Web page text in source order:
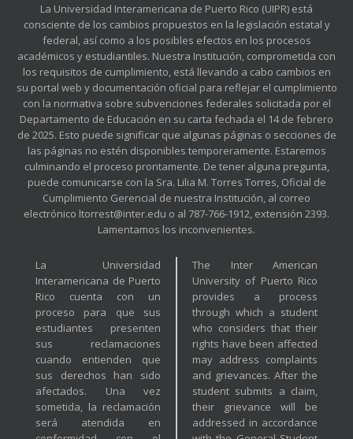
La Universidad Interamericana de Puerto Rico (UIPR) está
consciente de los cambios propuestos en la legislación estatal y
federal, así como a los posibles efectos en los procesos
académicos y estudiantiles. Nuestra Institución, comprometida con
los requisitos de cumplimiento, está llevando a cabo cambios en
su portal web y documentación oficial para reflejar el cumplimiento
con la normativa sobre subvenciones federales solicitada por el
Departamento de Educación en su carta fechada el 14 de febrero
de 2025. Esto puede significar que algunas páginas o secciones de
las páginas no estén disponibles temporeramente. Estaremos
culminando el proceso prontamente. De tener alguna pregunta,
puede comunicarse con la Sra. Lilia M. Torres Torres, Oficial de
Cumplimiento Gerencial de nuestra Institución, al correo
electrónico ltorrest@inter.edu o al 787-766-1912, extensión 2393.
Lamentamos los inconvenientes.
La Universidad
Interamericana de Puerto
Rico cuenta con un
proceso para que sus
estudiantes presenten
sus reclamaciones
cuando entienden que
sus derechos han sido
afectados. Una vez
sometida, la reclamación
será atendida en
The Inter American
University of Puerto Rico
provides a process
through which a student
who considers that their
rights have been affected
may address complaints
and grievances. After the
student submits a claim,
their grievance will be
addressed in accordance